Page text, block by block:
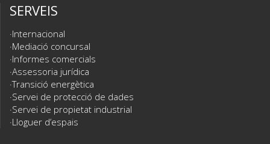
SERVEIS
Internacional
Mediació concursal
Informes comercials
Assessoria jurídica
Transició energètica
Servei de protecció de dades
Servei de propietat industrial
Lloguer d’espais